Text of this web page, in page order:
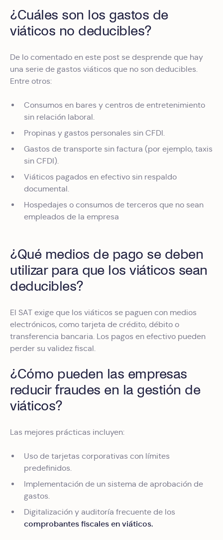
¿Cuáles son los gastos de
viáticos no deducibles?
De lo comentado en este post se desprende que hay
una serie de gastos viáticos que no son deducibles.
Entre otros:
Consumos en bares y centros de entretenimiento
sin relación laboral.
Propinas y gastos personales sin CFDI.
Gastos de transporte sin factura (por ejemplo, taxis
sin CFDI).
Viáticos pagados en efectivo sin respaldo
documental.
Hospedajes o consumos de terceros que no sean
empleados de la empresa
¿Qué medios de pago se deben
utilizar para que los viáticos sean
deducibles?
El SAT exige que los viáticos se paguen con medios
electrónicos, como tarjeta de crédito, débito o
transferencia bancaria. Los pagos en efectivo pueden
perder su validez fiscal.
¿Cómo pueden las empresas
reducir fraudes en la gestión de
viáticos?
Las mejores prácticas incluyen:
Uso de tarjetas corporativas con límites
predefinidos.
Implementación de un sistema de aprobación de
gastos.
Digitalización y auditoría frecuente de los
comprobantes fiscales en viáticos.